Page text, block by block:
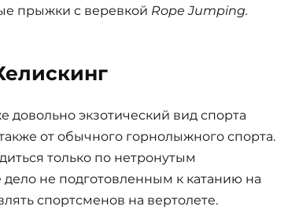
прыжки с веревкой Rope Jumping.
довольно экзотический вид спорта
от обычного горнолыжного спорта.
только по нетронутым
не подготовленным к катанию на
спортсменов на вертолете.